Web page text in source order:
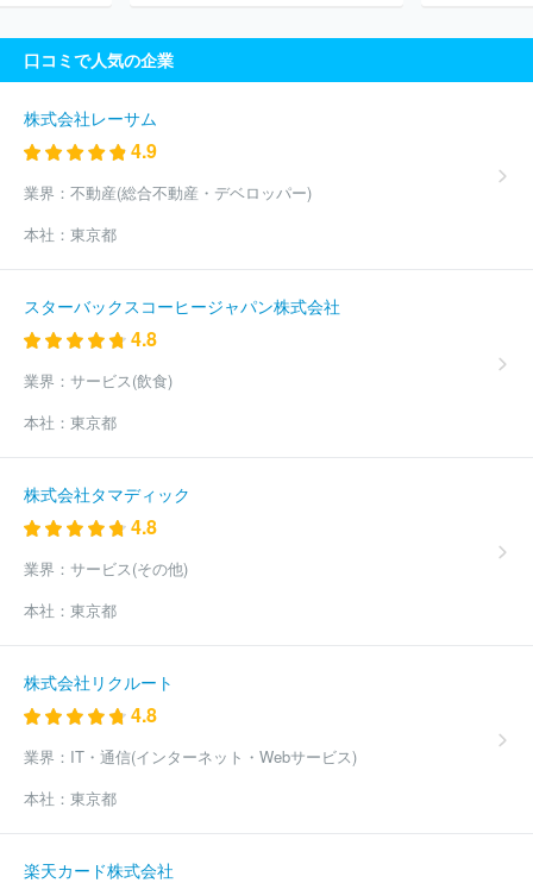
口コミで人気の企業
株式会社レーサム
4.9
業界： 不動産(総合不動産・デベロッパー)
本社： 東京都
スターバックスコーヒージャパン株式会社
4.8
業界： サービス(飲食)
本社： 東京都
株式会社タマディック
4.8
業界： サービス(その他)
本社： 東京都
株式会社リクルート
4.8
業界： IT・通信(インターネット・Webサービス)
本社： 東京都
楽天カード株式会社